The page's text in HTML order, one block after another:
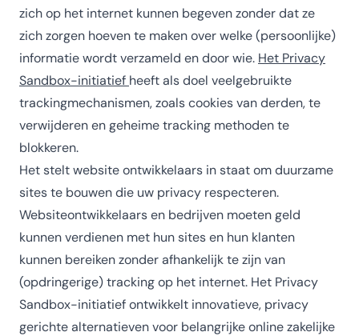
zich op het internet kunnen begeven zonder dat ze
zich zorgen hoeven te maken over welke (persoonlijke)
informatie wordt verzameld en door wie. Het Privacy
Sandbox-initiatief heeft als doel veelgebruikte
trackingmechanismen, zoals cookies van derden, te
verwijderen en geheime tracking methoden te
blokkeren.
Het stelt website ontwikkelaars in staat om duurzame
sites te bouwen die uw privacy respecteren.
Websiteontwikkelaars en bedrijven moeten geld
kunnen verdienen met hun sites en hun klanten
kunnen bereiken zonder afhankelijk te zijn van
(opdringerige) tracking op het internet. Het Privacy
Sandbox-initiatief ontwikkelt innovatieve, privacy
gerichte alternatieven voor belangrijke online zakelijke